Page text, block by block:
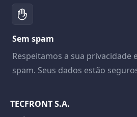
Sem spam
Respeitamos a sua privacidade
spam. Seus dados estão
TECFRONT S.A.